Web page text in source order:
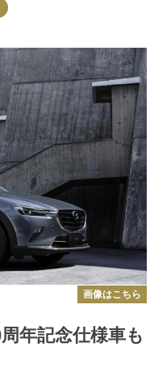
画像はこちら
年記念仕様車も